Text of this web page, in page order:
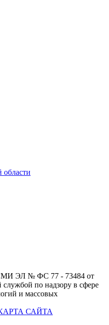
области
СМИ ЭЛ № ФС 77 - 73484 от
по надзору в сфере
и массовых
САЙТА